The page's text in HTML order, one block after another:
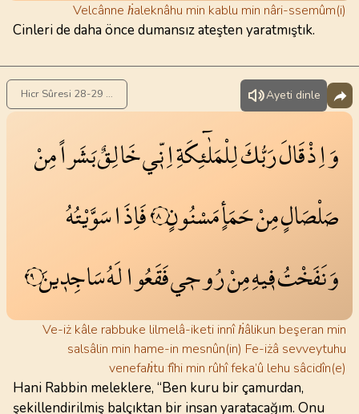
Velcânne ḣaleknâhu min kablu min nâri-ssemûm(i)
Cinleri de daha önce dumansız ateşten yaratmıştık.
Hicr Sûresi 28-29 . Ayet Ayeti dinle
وَاِذْقَالَرَبُّكَلِلْمَلٰٓئِكَةِاِنّ۪يخَالِقٌبَشَراًمِنْ
صَلْصَالٍمِنْحَمَأٍمَسْنُونٍ٢٨فَاِذَاسَوَّيْتُهُ
وَنَفَخْتُف۪يهِمِنْرُوح۪يفَقَعُوالَهُسَاجِد۪ينَ٢٩
Ve-iż kâle rabbuke lilmelâ-iketi innî ḣâlikun beşeran min
salsâlin min hame-in mesnûn(in) Fe-iżâ sevveytuhu
venefaḣtu fîhi min rûhî feka’û lehu sâcidîn(e)
Hani Rabbin meleklere, “Ben kuru bir çamurdan,
şekillendirilmiş balçıktan bir insan yaratacağım. Onu